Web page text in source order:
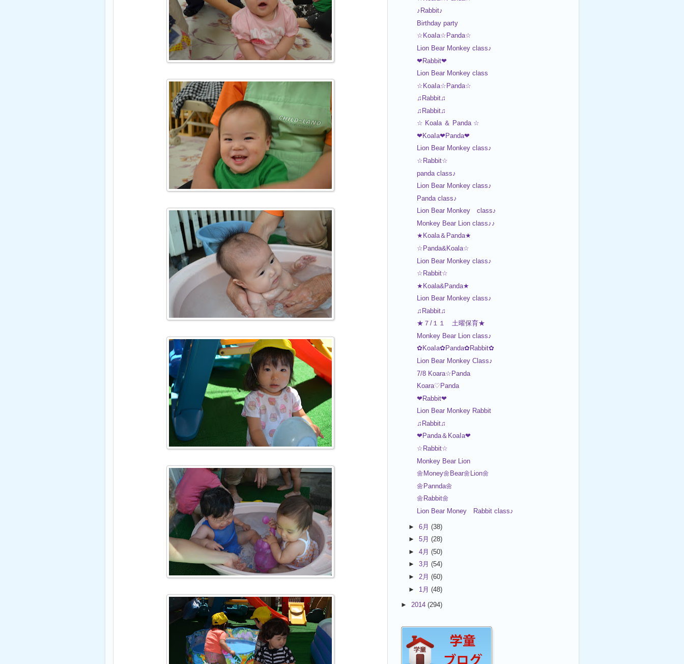
♪Rabbit♪
Birthday party
☆KoaIa☆Panda☆
Lion Bear Monkey class♪
❤Rabbit❤
Lion Bear Monkey class
☆KoaIa☆Panda☆
♫Rabbit♫
♫Rabbit♫
☆ Koala ＆ Panda ☆
❤KoaIa❤Panda❤
Lion Bear Monkey class♪
☆Rabbit☆
panda class♪
Lion Bear Monkey class♪
Panda class♪
Lion Bear Monkey class♪
Monkey Bear Lion class♪♪
★Koala＆Panda★
☆Panda&Koala☆
Lion Bear Monkey class♪
☆Rabbit☆
★Koala&Panda★
Lion Bear Monkey class♪
♫Rabbit♫
★７/１１ 土曜保育★
Monkey Bear Lion class♪
✿KoaIa✿Panda✿Rabbit✿
Lion Bear Monkey Class♪
7/8 Koara☆Panda
Koara♡Panda
❤Rabbit❤
Lion Bear Monkey Rabbit
♫Rabbit♫
❤Panda＆KoaIa❤
☆Rabbit☆
Monkey Bear Lion
🌼Money🌼Bear🌼Lion🌼
🌼Pannda🌼
🌼Rabbit🌼
Lion Bear Money Rabbit class♪
►6月(38)
►5月(28)
►4月(50)
►3月(54)
► 2月(60)
► 1月(48)
► 2014 (294)